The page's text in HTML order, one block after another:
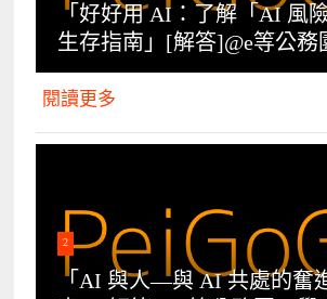
「好好用 AI：了解「AI 風
生存指南」[解答]@e等公務
閱讀更多
2
「AI 與人—與 AI 共處的奮